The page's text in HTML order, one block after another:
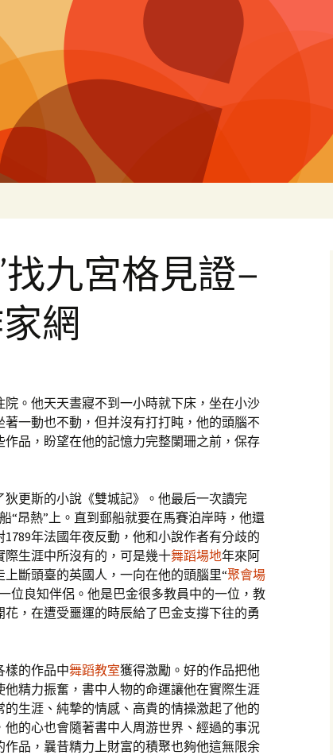
找九宮格見證–
網
院。他天天晝寢不到一小時就下床，坐在小沙
一動也不動，但并沒有打打盹，他的頭腦不
品，盼望在他的記憶力完整闌珊之前，保存
更斯的小說《雙城記》。他最后一次讀完
“昂熱”上。直到郵船就要在馬賽泊岸時，他還
年法國年夜反動，他和小說作者有分歧的
際生涯中所沒有的，可是幾十舞蹈場地年來阿
斷頭臺的英國人，一向在他的頭腦里“聚會場
位良知伴侶。他是巴金很多教員中的一位，教
，在遭受噩運的時辰給了巴金支撐下往的勇
樣的作品中舞蹈教室獲得激勵。好的作品把他
精力振奮，書中人物的命運讓他在實際生涯
生涯、純摯的情感、高貴的情操激起了他的
的心也會隨著書中人周游世界、經過的事況
品，曩昔精力上財富的積聚也夠他這無限余